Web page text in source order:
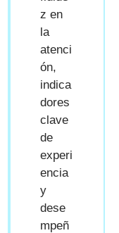
z en
la
atenci
ón,
indica
dores
clave
de
experi
encia
y
dese
mpeñ